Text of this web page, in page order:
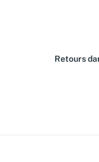
Retours